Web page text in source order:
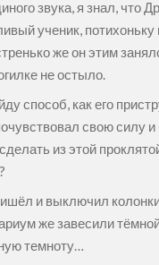
звука, я знал, что
ученик, потихоньку
же он этим
не остыло.
способ, как его
свою силу и
из этой
и выключил
же завесили
темноту…